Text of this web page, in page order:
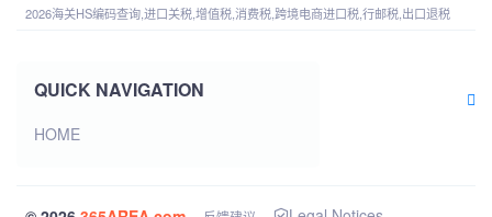
2026海关HS编码查询,进口关税,增值税,消费税,跨境电商进口税,行邮税,出口退税
QUICK NAVIGATION
HOME